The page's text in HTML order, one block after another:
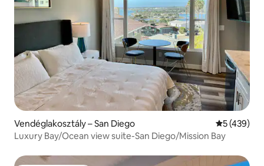
Vendéglakosztály – San Diego Átlagos
5 (439)
Luxury Bay/Ocean view suite-San Diego/Mission Bay